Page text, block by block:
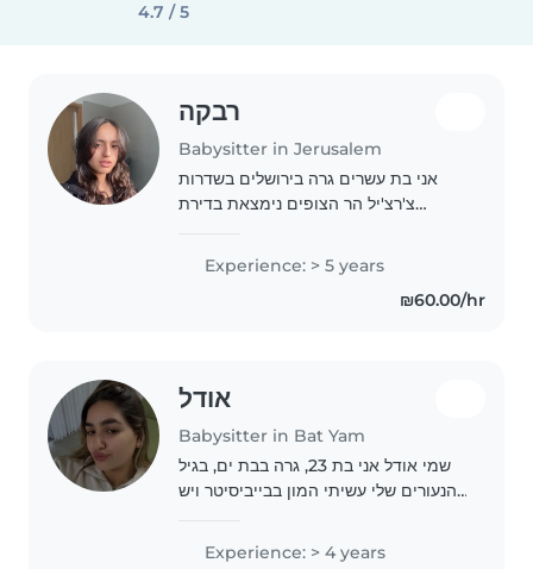
4.7 / 5
רבקה
Babysitter in Jerusalem
אני בת עשרים גרה בירושלים בשדרות
צ'רצ'יל הר הצופים נימצאת בדירת
Experience: > 5 years
₪60.00/hr
אודל
Babysitter in Bat Yam
שמי אודל אני בת 23, גרה בבת ים, בגיל
הנעורים שלי עשיתי המון בבייביסיטר ויש
Experience: > 4 years